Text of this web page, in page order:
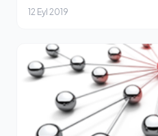
12 Eyl 2019